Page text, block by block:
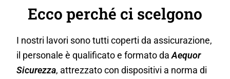
Ecco perché ci scelgono
I nostri lavori sono tutti coperti da assicurazione,
il personale è qualificato e formato daAequor
Sicurezza, attrezzato con dispositivi a norma di